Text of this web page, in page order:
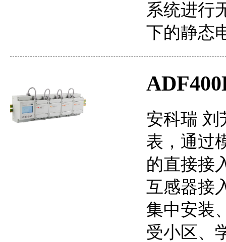
系统进行
下的静态
安科瑞 刘
表，通过
的直接接
互感器接
集中安装
受小区、